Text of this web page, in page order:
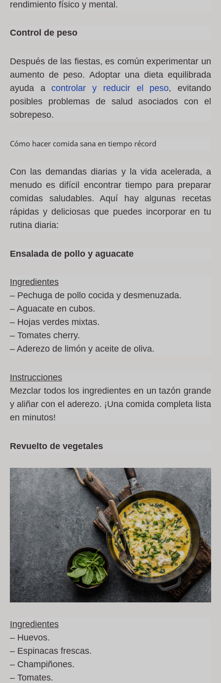
rendimiento físico y mental.
Control de peso
Después de las fiestas, es común experimentar un
aumento de peso. Adoptar una dieta equilibrada
ayuda acontrolar y reducir el peso, evitando
posibles problemas de salud asociados con el
sobrepeso.
Cómo hacer comida sana en tiempo récord
Con las demandas diarias y la vida acelerada, a
menudo es difícil encontrar tiempo para preparar
comidas saludables. Aquí hay algunas recetas
rápidas y deliciosas que puedes incorporar en tu
rutina diaria:
Ensalada de pollo y aguacate
Ingredientes
– Pechuga de pollo cocida y desmenuzada.
– Aguacate en cubos.
– Hojas verdes mixtas.
– Tomates cherry.
– Aderezo de limón y aceite de oliva.
Instrucciones
Mezclar todos los ingredientes en un tazón grande
y aliñar con el aderezo. ¡Una comida completa lista
en minutos!
Revuelto de vegetales
Ingredientes
– Huevos.
– Espinacas frescas.
– Champiñones.
– Tomates.